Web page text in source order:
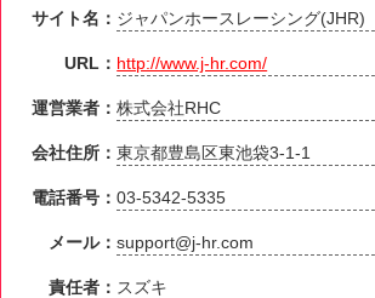
サイト名： ジャパンホースレーシング(JHR)
URL： http://www.j-hr.com/
運営業者：株式会社RHC
会社住所：東京都豊島区東池袋3-1-1
電話番号：03-5342-5335
メール：support@j-hr.com
責任者： スズキ